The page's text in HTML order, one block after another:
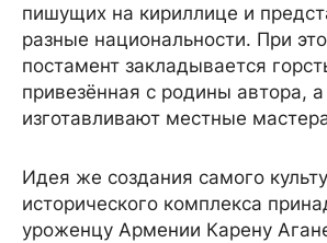
пишущих на кириллице и
разные национальности. При
постамент закладывается
привезённая с родины автора,
изготавливают местные
Идея же создания самого
исторического комплекса
уроженцу Армении Карену